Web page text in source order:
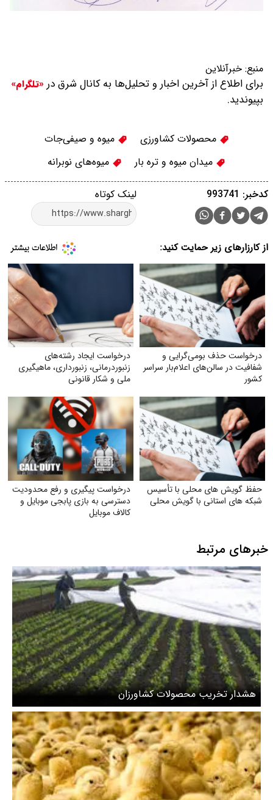
منبع: خبرآنلاین
برای اطلاع از آخرین اخبار و تحلیل‌ها به کانال شرق در «تلگرام»
بپیوندید.
محصولات کشاورزی
میوه و صیفی‌جات
میدان میوه و تره بار
میوه‌های نوبرانه
لینک کوتاه کدخبر: 993741
از کارزارهای زیر حمایت کنید:
درخواست حذف بومی‌گرایی و
شفافیت در سالن‌های اعلام‌بار سراسر
کشور
درخواست ایجاد رشته‌های
زنبوردرمانی، زنبورداری، ماهیگیری
ملی و شکار قانونی
حفظ گویش های محلی با تأسیس
شبکه های استانی با گویش محلی
درخواست پیگیری و رفع محدودیت
دسترسی به بازی پابجی موبایل و
کالاف موبایل
خبرهای مرتبط
هشدار تخریب محصولات کشاورزان